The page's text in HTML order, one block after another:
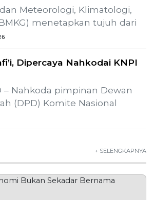
Lima Pekerja Bangunan Dibunuh
OPM, Komisi XIII: Negara Harus
NEWS
Buah Carica Kian Diminati, UMKM
Wonosobo Dorong Oleh-Oleh
Khas Dieng Semakin
Sugeng Santoso Tekankan